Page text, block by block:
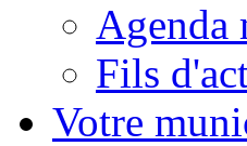
Agenda
Fils
Votre